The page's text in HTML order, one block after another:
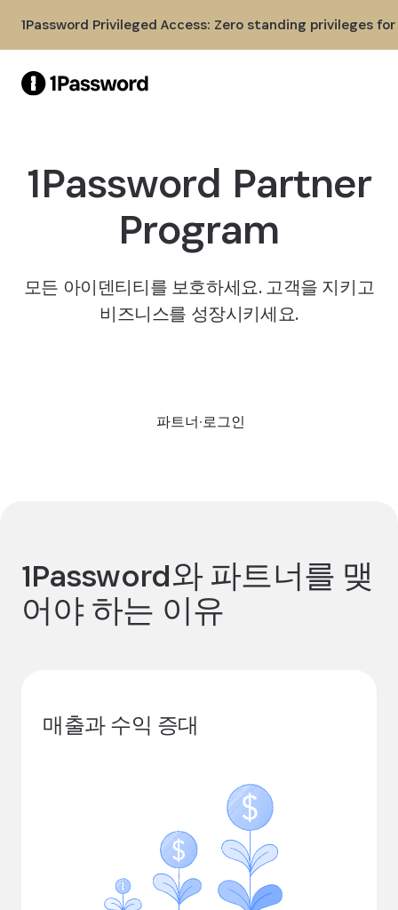
1Password Privileged Access: Zero standing privileges
1Password Partner
Program
모든 아이덴티티를 보호하세요. 고객을 지키고
비즈니스를 성장시키세요.
파트너 로그인
1Password와 파트너를 맺
어야 하는 이유
매출과 수익 증대